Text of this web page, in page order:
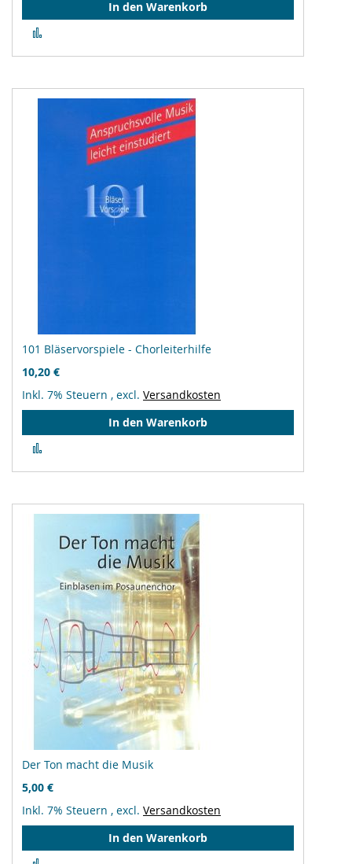
In den Warenkorb
hinzufügen
101 Bläservorspiele - Chorleiterhilfe
10,20 €
Inkl. 7% Steuern , excl. Versandkosten
In den Warenkorb
hinzufügen
Der Ton macht die Musik
5,00 €
Inkl. 7% Steuern , excl. Versandkosten
In den Warenkorb